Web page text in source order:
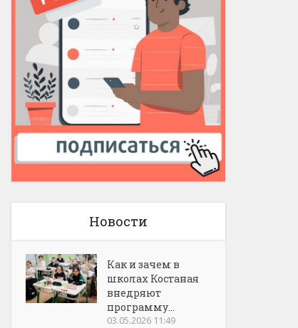
Новости
Как и зачем в
школах Костаная
внедряют
программу...
03.05.2026 11:49